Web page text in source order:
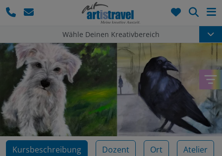
Wähle Deinen Kreativbereich
Kursbeschreibung Dozent Ort Atelier